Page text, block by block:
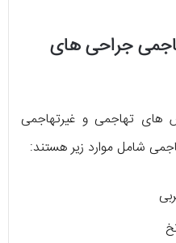
جراحی های
های تهاجمی و غیرتهاجمی
شامل موارد زیر هستند: